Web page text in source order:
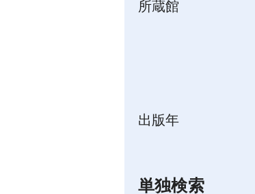
所蔵館
出版年
単独検索